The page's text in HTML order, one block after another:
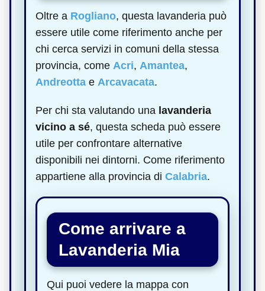
Oltre a Rogliano, questa lavanderia può
essere utile come riferimento anche per
chi cerca servizi in comuni della stessa
provincia, come Acri, Amantea,
Andreotta e Arcavacata.
Per chi sta valutando una lavanderia
vicino a sé, questa scheda può essere
utile per confrontare alternative
disponibili nei dintorni. Come riferimento
appartiene alla provincia di Calabria.
Come arrivare a
Lavanderia Mia
Qui puoi vedere la mappa con